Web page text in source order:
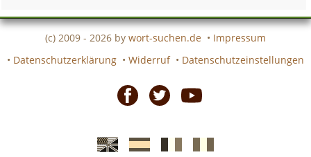
(c) 2009 - 2026 by wort-suchen.de • Impressum
• Datenschutzerklärung • Widerruf • Datenschutzeinstellungen